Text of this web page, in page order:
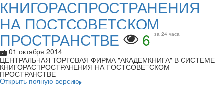
КНИГОРАСПРОСТРАНЕНИЯ
НА ПОСТСОВЕТСКОМ
ПРОСТРАНСТВЕ 6 за 24 часа
01 октября 2014
ЦЕНТРАЛЬНАЯ ТОРГОВАЯ ФИРМА "АКАДЕМКНИГА" В СИСТЕМЕ
КНИГОРАСПРОСТРАНЕНИЯ НА ПОСТСОВЕТСКОМ
ПРОСТРАНСТВЕ
Открыть полную версию